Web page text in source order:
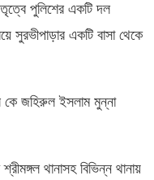
পুলিশের একটি দল
সুরভীপাড়ার একটি বাসা থেকে
কে জহিরুল ইসলাম মুন্না
থানাসহ বিভিন্ন থানায়